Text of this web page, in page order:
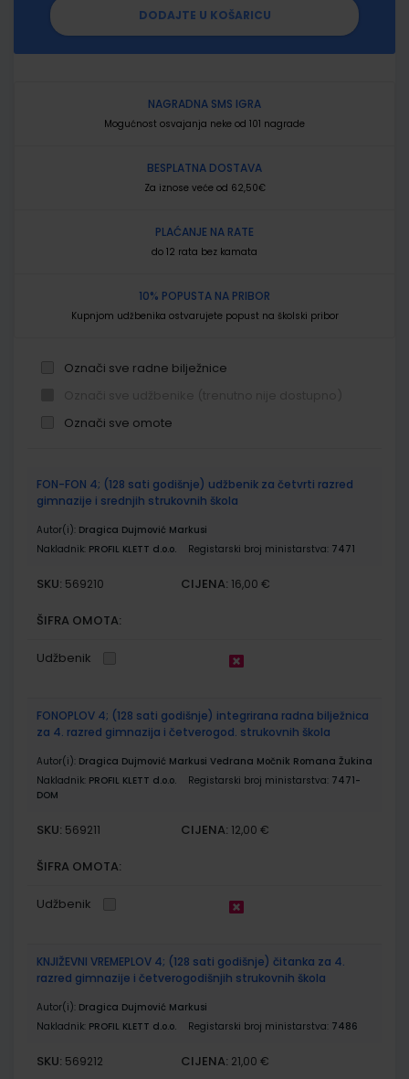
DODAJTE U KOŠARICU
NAGRADNA SMS IGRA
Mogućnost osvajanja neke od 101 nagrade
BESPLATNA DOSTAVA
Za iznose veće od 62,50€
PLAĆANJE NA RATE
do 12 rata bez kamata
10% POPUSTA NA PRIBOR
Kupnjom udžbenika ostvarujete popust na školski pribor
Označi sve radne bilježnice
Označi sve omote
proizvodi
FON-FON 4; (128 sati godišnje) udžbenik za četvrti razred
gimnazije i srednjih strukovnih škola
Autor(i): Dragica Dujmović Markusi
Nakladnik: PROFIL KLETT d.o.o. Registarski broj ministarstva: 7471
SKU: 569210 CIJENA: 16,00 €
ŠIFRA OMOTA:
Udžbenik
FONOPLOV 4; (128 sati godišnje) integrirana radna bilježnica
za 4. razred gimnazija i četverogod. strukovnih škola
Autor(i): Dragica Dujmović Markusi Vedrana Močnik Romana Žukina
Nakladnik: PROFIL KLETT d.o.o. Registarski broj ministarstva: 7471-
DOM
SKU: 569211 CIJENA: 12,00 €
ŠIFRA OMOTA:
Udžbenik
KNJIŽEVNI VREMEPLOV 4; (128 sati godišnje) čitanka za 4.
razred gimnazije i četverogodišnjih strukovnih škola
Autor(i): Dragica Dujmović Markusi
Nakladnik: PROFIL KLETT d.o.o. Registarski broj ministarstva: 7486
SKU: 569212 CIJENA: 21,00 €